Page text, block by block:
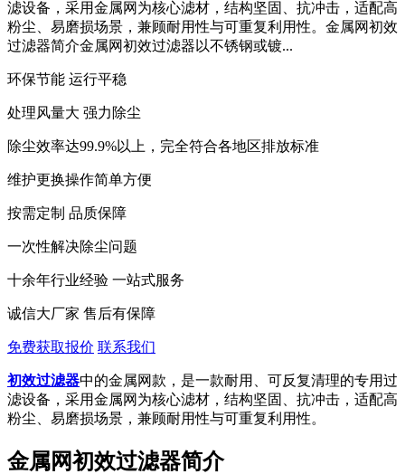
滤设备，采用金属网为核心滤材，结构坚固、抗冲击，适配高
粉尘、易磨损场景，兼顾耐用性与可重复利用性。金属网初效
过滤器简介金属网初效过滤器以不锈钢或镀...
环保节能 运行平稳
处理风量大 强力除尘
除尘效率达99.9%以上，完全符合各地区排放标准
维护更换操作简单方便
按需定制 品质保障
一次性解决除尘问题
十余年行业经验 一站式服务
诚信大厂家 售后有保障
免费获取报价 联系我们
初效过滤器中的金属网款，是一款耐用、可反复清理的专用过
滤设备，采用金属网为核心滤材，结构坚固、抗冲击，适配高
粉尘、易磨损场景，兼顾耐用性与可重复利用性。
金属网初效过滤器简介